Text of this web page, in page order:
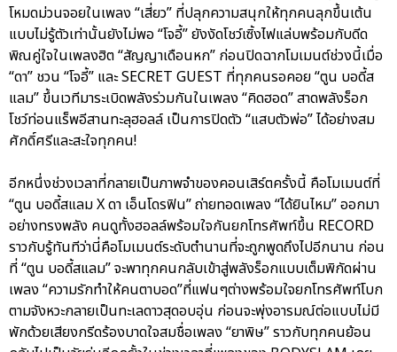
โหมดม่วนจอยในเพลง “เสี่ยว” ที่ปลุกความสนุกให้ทุกคนลุกขึ้นเต้น
แบบไม่รู้ตัวเท่านั้นยังไม่พอ “โจอี้” ยังงัดโชว์เซิ้งไฟแล่บพร้อมกับดีด
พิณคู่ใจในเพลงฮิต “สัญญาเดือนหก” ก่อนปิดฉากโมเมนต์ช่วงนี้เมื่อ
“ดา” ชวน “โจอี้” และ SECRET GUEST ที่ทุกคนรอคอย “ตูน บอดี้ส
แลม” ขึ้นเวทีมาระเบิดพลังร่วมกันในเพลง “คิดฮอด” สาดพลังร็อก
โชว์ท่อนแร็พอีสานทะลุฮอลล์ เป็นการปิดตัว “แสบตัวพ่อ” ได้อย่างสม
ศักดิ์ศรีและสะใจทุกคน!
อีกหนึ่งช่วงเวลาที่กลายเป็นภาพจำของคอนเสิร์ตครั้งนี้ คือโมเมนต์ที่
“ตูน บอดี้สแลม X ดา เอ็นโดรฟิน” ถ่ายทอดเพลง “ได้ยินไหม” ออกมา
อย่างทรงพลัง คนดูทั้งฮอลล์พร้อมใจกันยกโทรศัพท์ขึ้น RECORD
ราวกับรู้ทันทีว่านี่คือโมเมนต์ระดับตำนานที่จะถูกพูดถึงไปอีกนาน ก่อน
ที่ “ตูน บอดี้สแลม” จะพาทุกคนกลับเข้าสู่พลังร็อกแบบเต็มพิกัดผ่าน
เพลง “ความรักทำให้คนตาบอด”ที่แฟนๆต่างพร้อมใจยกโทรศัพท์โบก
ตามจังหวะกลายเป็นทะเลดาวสุดอบอุ่น ก่อนจะพุ่งอารมณ์ต่อแบบไม่มี
พักด้วยเสียงกรีดร้องบาดใจสมชื่อเพลง “ยาพิษ” ราวกับทุกคนย้อน